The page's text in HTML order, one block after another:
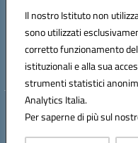
Il nostro Istituto non
sono utilizzati
corretto funzionamento
istituzionali e alla sua
strumenti statistici
Analytics Italia.
Per saperne di più sul
Codice fiscale: 84000690796
Codice meccanografico:
Codice Indice delle Pubbliche
Codice unico di fatturazione
Hosting &
Concept &